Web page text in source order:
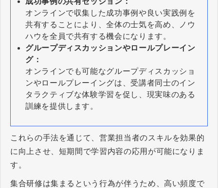
オンラインで収集した成功事例や良い実践例を
共有することにより、全体の士気を高め、ノウ
ハウを全員で共有する機会になります。
グループディスカッションやロールプレーイン
グ：
オンラインでも可能なグループディスカッショ
ンやロールプレーイングは、受講者同士のイン
タラクティブな体験学習を促し、現実味のある
訓練を提供します。
これらの手法を通じて、営業担当者のスキルを効果的
に向上させ、短期間で学習内容の応用が可能になりま
す。
集合研修は集まるという行為が伴うため、高い頻度で